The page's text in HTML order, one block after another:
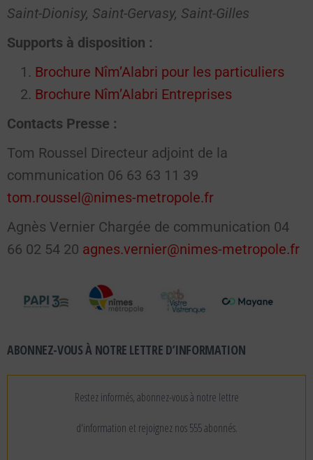
Saint-Dionisy, Saint-Gervasy, Saint-Gilles
Supports à disposition :
Brochure Nîm’Alabri pour les particuliers
Brochure Nîm’Alabri Entreprises
Contacts Presse :
Tom Roussel Directeur adjoint de la
communication 06 63 63 11 39
tom.roussel@nimes-metropole.fr
Agnès Vernier Chargée de communication 04
66 02 54 20 agnes.vernier@nimes-metropole.fr
ABONNEZ-VOUS À NOTRE LETTRE D’INFORMATION
Restez informés, abonnez-vous à notre lettre
d'information et rejoignez nos 555 abonnés.